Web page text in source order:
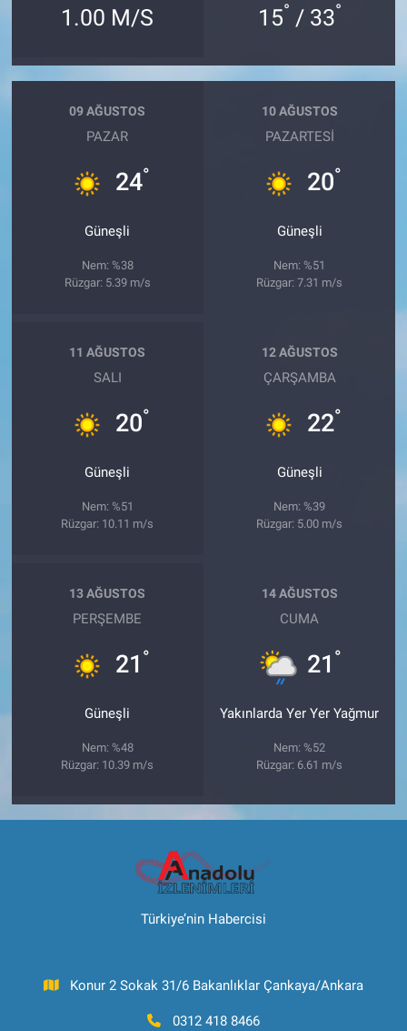
1.00 M/S 15° / 33°
09 AĞUSTOS
PAZAR
24°
Güneşli
Nem: %38
Rüzgar: 5.39 m/s
10 AĞUSTOS
PAZARTESI
20°
Güneşli
Nem: %51
Rüzgar: 7.31 m/s
11 AĞUSTOS
SALI
20°
Güneşli
Nem: %51
Rüzgar: 10.11 m/s
12 AĞUSTOS
ÇARŞAMBA
22°
Güneşli
Nem: %39
Rüzgar: 5.00 m/s
13 AĞUSTOS
PERŞEMBE
21 °
Güneşli
Nem: %48
Rüzgar: 10.39 m/s
14 AĞUSTOS
CUMA
21 °
Yakınlarda Yer Yer Yağmur
Nem: %52
Rüzgar: 6.61 m/s
Türkiye’nin Habercisi
Konur 2 Sokak 31/6 Bakanlıklar Çankaya/Ankara
0312 418 8466